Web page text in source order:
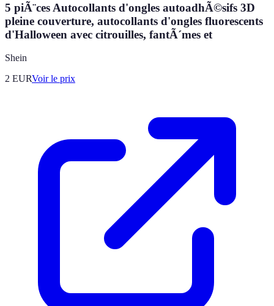
5 piÃ¨ces Autocollants d'ongles autoadhÃ©sifs 3D
pleine couverture, autocollants d'ongles fluorescents
d'Halloween avec citrouilles, fantÃ´mes et
Shein
2 EURVoir le prix